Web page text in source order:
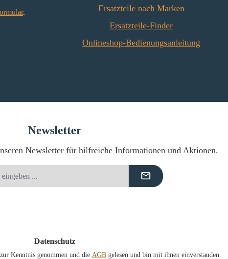
.
Ersatzteile nach Marken
Ersatzteile-Finder
Onlineshop-Bedienungsanleitung
Newsletter
Newsletter für hilfreiche Informationen und Aktionen.
Datenschutz
Kenntnis genommen und die AGBgelesen und bin mit ihnen einverstanden.